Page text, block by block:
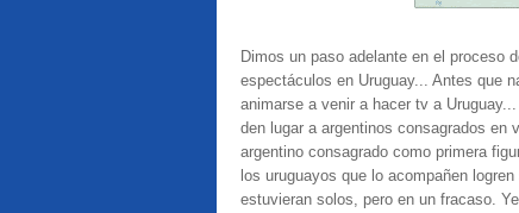
Dimos un paso adelante en el proceso
espectáculos en Uruguay... Antes que
animarse a venir a hacer tv a
den lugar a argentinos consagrados en
argentino consagrado como primera
los uruguayos que lo acompañen
estuvieran solos, pero en un fracaso.